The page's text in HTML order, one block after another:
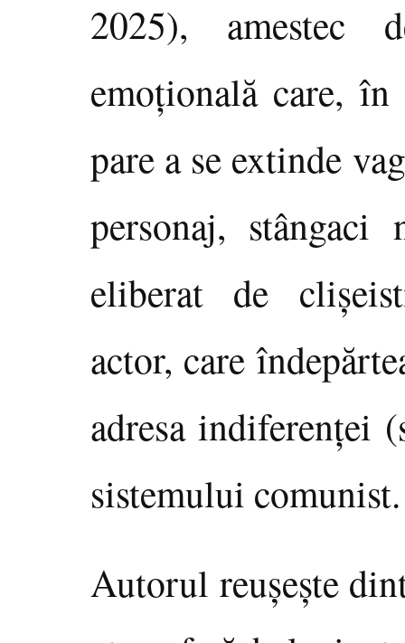
2025), amestec
emoţională care,
pare a se extinde
personaj,
eliberat de
actor, care
adresa indiferenţei
sistemului comunist.
Autorul reuşeşte